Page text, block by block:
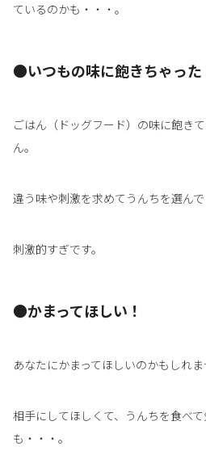
ているのかも・・・。
●いつもの味に飽きちゃった
ごはん（ドッグフード）の味に飽き
ん。
違う味や刺激を求めてうんちを選んで
刺激的すぎです。
●かまってほしい！
あなたにかまってほしいのかもしれま
相手にしてほしくて、うんちを食べ
も・・・。